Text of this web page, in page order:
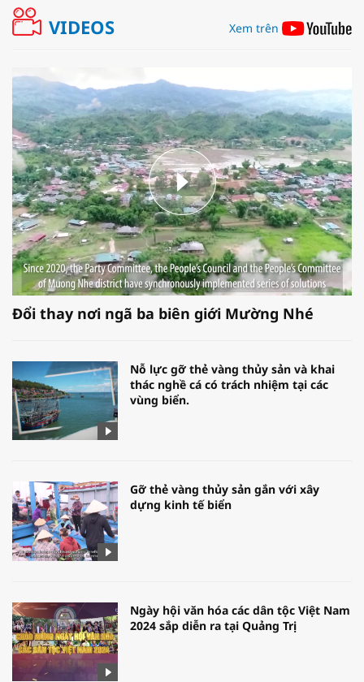
VIDEOS Xem trên
Đổi thay nơi ngã ba biên giới Mường Nhé
Nỗ lực gỡ thẻ vàng thủy sản và khai
thác nghề cá có trách nhiệm tại các
vùng biển.
Gỡ thẻ vàng thủy sản gắn với xây
dựng kinh tế biển
Ngày hội văn hóa các dân tộc Việt Nam
2024 sắp diễn ra tại Quảng Trị